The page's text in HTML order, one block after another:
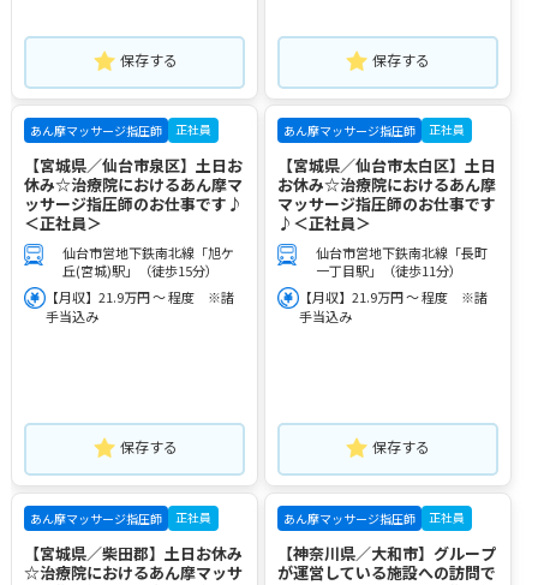
保存する 保存する
あん摩マッサージ指圧師 正社員
【宮城県／仙台市泉区】土日お
休み☆治療院におけるあん摩マ
ッサージ指圧師のお仕事です♪
＜正社員＞
仙台市営地下鉄南北線「旭ケ
丘(宮城)駅」（徒歩15分）
【月収】21.9万円 ～ 程度 ※諸
手当込み
保存する
あん摩マッサージ指圧師 正社員
【宮城県／仙台市太白区】土日
お休み☆治療院におけるあん摩
マッサージ指圧師のお仕事です
♪＜正社員＞
仙台市営地下鉄南北線「長町
一丁目駅」（徒歩11分）
【月収】21.9万円 ～ 程度 ※諸
手当込み
保存する
あん摩マッサージ指圧師 正社員
【宮城県／柴田郡】土日お休み
☆治療院におけるあん摩マッサ
あん摩マッサージ指圧師 正社員
【神奈川県／大和市】グループ
が運営している施設への訪問で